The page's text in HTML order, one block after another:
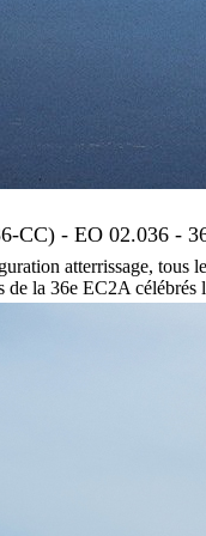
CC) - EO 02.036 -
atterrissage, tous
de la 36e EC2A célébrés